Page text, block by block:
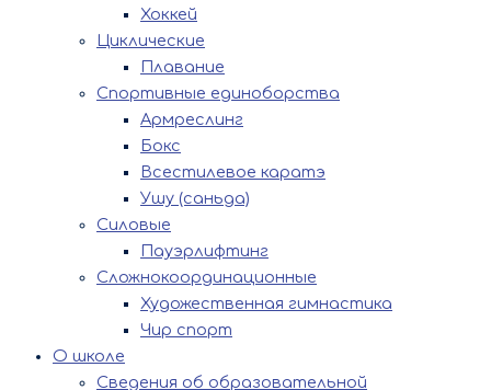
Хоккей
Циклические
Плавание
Спортивные единоборства
Армреслинг
Бокс
Всестилевое каратэ
Ушу (саньда)
Силовые
Пауэрлифтинг
Сложнокоординационные
Художественная гимнастика
Чир спорт
О школе
Сведения об образовательной